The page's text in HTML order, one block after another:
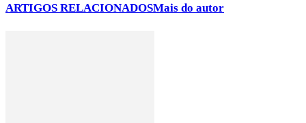
ARTIGOS RELACIONADOSMais do autor